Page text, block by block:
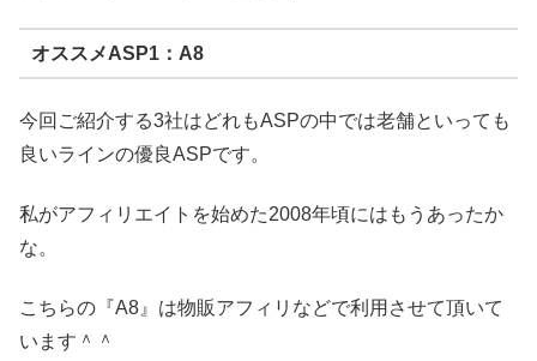
オススメASP1：A8
今回ご紹介する3社はどれもASPの中では老舗といっても
良いラインの優良ASPです。
私がアフィリエイトを始めた2008年頃にはもうあったか
な。
こちらの『A8』は物販アフィリなどで利用させて頂いて
います＾＾